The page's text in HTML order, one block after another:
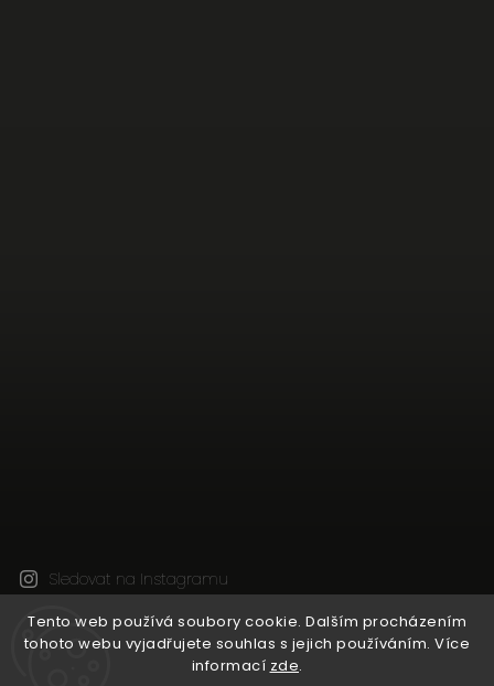
Tento web používá soubory cookie. Dalším procházením
tohoto webu vyjadřujete souhlas s jejich používáním. Více
informací zde.
Sledovat na Instagramu
Copyright 2026Natural Wine Shop. Všechna práva
vyhrazena.